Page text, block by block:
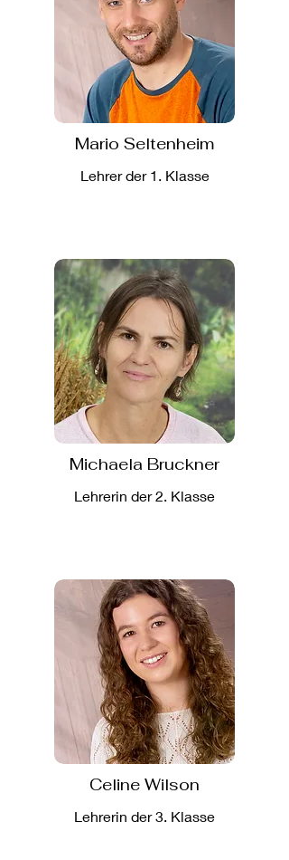
Mario Seltenheim
Lehrer der 1. Klasse
Michaela Bruckner
Lehrerin der 2. Klasse
Celine Wilson
Lehrerin der 3. Klasse